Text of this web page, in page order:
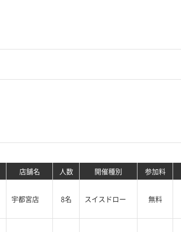
店舗名 人数 開催種別 参加料
宇都宮店 8名 スイスドロー 無料